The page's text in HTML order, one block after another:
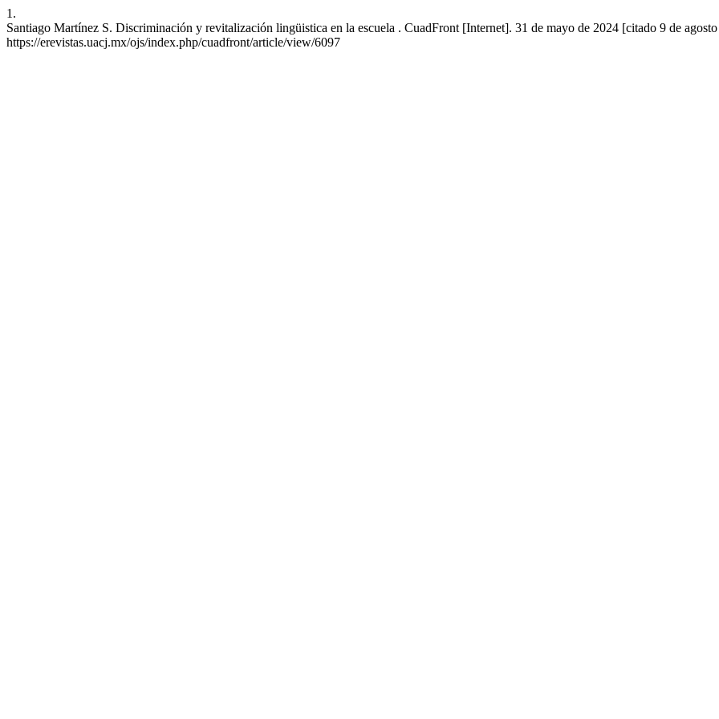
1.
Santiago Martínez S. Discriminación y revitalización lingüistica en la escuela . CuadFront [Internet]. 31 de mayo de 2024 [citado 9 de
https://erevistas.uacj.mx/ojs/index.php/cuadfront/article/view/6097